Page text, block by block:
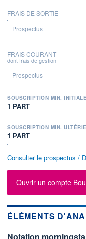
FRAIS DE SORTIE
FRAIS COURANT
dont frais de gestion
SOUSCRIPTION MIN. INITIALE
1 PART
SOUSCRIPTION MIN.
1 PART
Consulter le prospectus /
Ouvrir un compte
ÉLÉMENTS